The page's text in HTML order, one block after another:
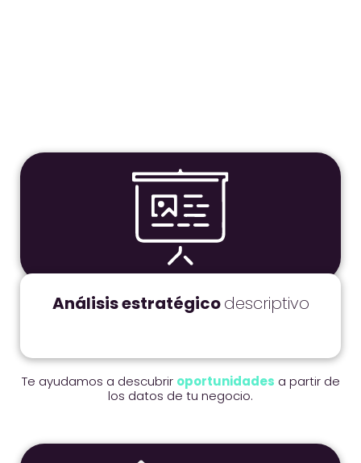
Análisis estratégicodescriptivo
Te ayudamos a descubrir oportunidades a partir de
los datos de tu negocio.